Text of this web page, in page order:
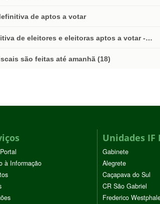
de aptos a votar
de eleitores e eleitoras aptos a votar -…
são feitas até amanhã (18)
à Informação
Unidades
Gabinete
Alegrete
Caçapava do Sul
CR São Gabriel
Frederico